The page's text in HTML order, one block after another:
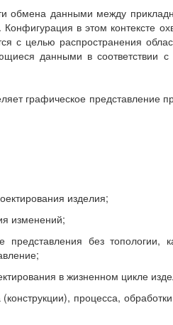
обмена данными между
в этом контексте
с целью распространения
данными в соответствии
графическое представление
изделия;
изменений;
без топологии,
в жизненном цикле
процесса,